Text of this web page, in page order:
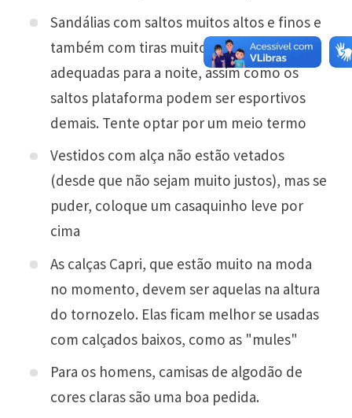
Sandálias com saltos muitos altos e finos e
também com tiras muito finas são mais
adequadas para a noite, assim como os
saltos plataforma podem ser esportivos
demais. Tente optar por um meio termo
Vestidos com alça não estão vetados
(desde que não sejam muito justos), mas se
puder, coloque um casaquinho leve por
cima
As calças Capri, que estão muito na moda
no momento, devem ser aquelas na altura
do tornozelo. Elas ficam melhor se usadas
com calçados baixos, como as "mules"
Para os homens, camisas de algodão de
cores claras são uma boa pedida.